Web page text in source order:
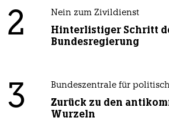
2 Nein zum Zivildienst
Hinterlistiger Schritt
Bundesregierung
3 Bundeszentrale für
Zurück zu den
Wurzeln